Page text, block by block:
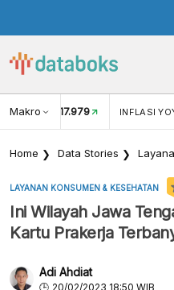
Makro
USD/IDR 17.979 INFLASI
Home Data Stories
LAYANAN KONSUMEN & KESEHATAN
Ini Wilayah Jawa
Kartu Prakerja
Adi Ahdiat
20/02/2023 18:50 WIB